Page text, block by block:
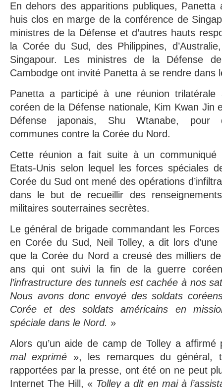
En dehors des apparitions publiques,
huis clos en marge de la conférence de
ministres de la Défense et d’autres hauts
la Corée du Sud, des Philippines,
Singapour. Les ministres de la Défense
Cambodge ont invité Panetta à se rendre dans
Panetta a participé à une réunion
coréen de la Défense nationale, Kim Kwan Jin
Défense japonais, Shu Wtanabe, pour
communes contre la Corée du Nord.
Cette réunion a fait suite à un communiqué
Etats-Unis selon lequel les forces spéciales
Corée du Sud ont mené des opérations
dans le but de recueillir des
militaires souterraines secrètes.
Le général de brigade commandant les
en Corée du Sud, Neil Tolley, a dit lors
que la Corée du Nord a creusé des milliers
ans qui ont suivi la fin de la guerre
l’infrastructure des tunnels est cachée à nos
Nous avons donc envoyé des soldats
Corée et des soldats américains en
spéciale dans le Nord. »
Alors qu’un aide de camp de Tolley a
mal exprimé », les remarques du général,
rapportées par la presse, ont été on ne peut
Internet The Hill, « Tolley a dit en mai à